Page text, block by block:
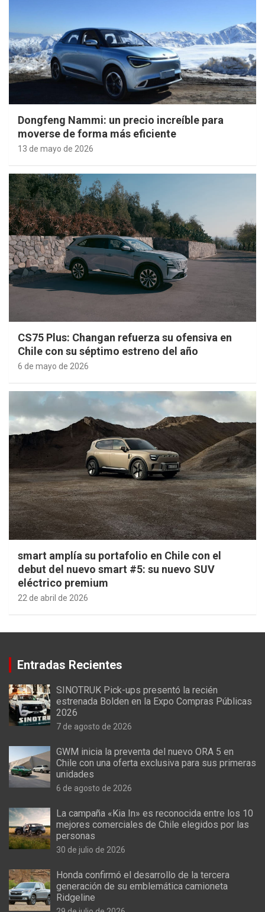
Dongfeng Nammi: un precio increíble para
moverse de forma más eficiente
13 de mayo de 2026
CS75 Plus: Changan refuerza su ofensiva en
Chile con su séptimo estreno del año
6 de mayo de 2026
smart amplía su portafolio en Chile con el
debut del nuevo smart #5: su nuevo SUV
eléctrico premium
22 de abril de 2026
Entradas Recientes
SINOTRUK Pick-ups presentó la recién
estrenada Bolden en la Expo Compras Públicas
2026
7 de agosto de 2026
GWM inicia la preventa del nuevo ORA 5 en
Chile con una oferta exclusiva para sus primeras
unidades
6 de agosto de 2026
La campaña «Kia In» es reconocida entre los 10
mejores comerciales de Chile elegidos por las
personas
30 de julio de 2026
Honda confirmó el desarrollo de la tercera
generación de su emblemática camioneta
Ridgeline